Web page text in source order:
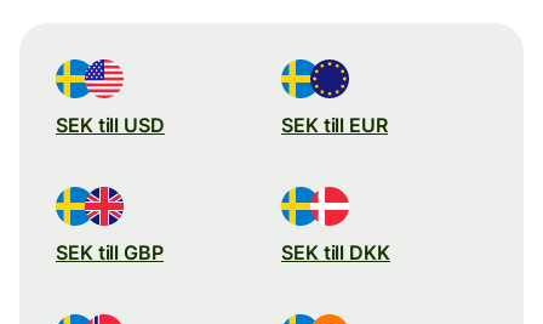
SEK till USD SEK till EUR
SEK till GBP SEK till DKK